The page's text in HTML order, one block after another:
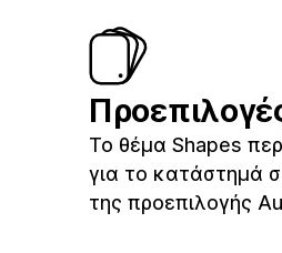
Το θέμα Shapes
για το κατάστημά
της προεπιλογής